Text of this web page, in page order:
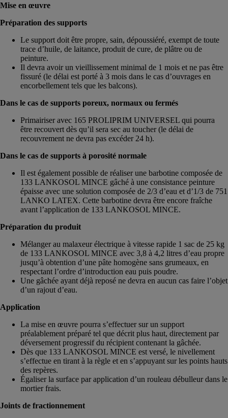
Mise en œuvre
Préparation des supports
Le support doit être propre, sain, dépoussiéré, exempt de toute
trace d’huile, de laitance, produit de cure, de plâtre ou de
peinture.
Il devra avoir un vieillissement minimal de 1 mois et ne pas être
fissuré (le délai est porté à 3 mois dans le cas d’ouvrages en
encorbellement tels que les balcons).
Dans le cas de supports poreux, normaux ou fermés
Primairiser avec 165 PROLIPRIM UNIVERSEL qui pourra
être recouvert dès qu’il sera sec au toucher (le délai de
recouvrement ne devra pas excéder 24 h).
Dans le cas de supports à porosité normale
Il est également possible de réaliser une barbotine composée de
133 LANKOSOL MINCE gâché à une consistance peinture
épaisse avec une solution composée de 2/3 d’eau et d’1/3 de 751
LANKO LATEX. Cette barbotine devra être encore fraîche
avant l’application de 133 LANKOSOL MINCE.
Préparation du produit
Mélanger au malaxeur électrique à vitesse rapide 1 sac de 25 kg
de 133 LANKOSOL MINCE avec 3,8 à 4,2 litres d’eau propre
jusqu’à obtention d’une pâte homogène sans grumeaux, en
respectant l’ordre d’introduction eau puis poudre.
Une gâchée ayant déjà reposé ne devra en aucun cas faire l’objet
d’un rajout d’eau.
Application
La mise en œuvre pourra s’effectuer sur un support
préalablement préparé tel que décrit plus haut, directement par
déversement progressif du récipient contenant la gâchée.
Dès que 133 LANKOSOL MINCE est versé, le nivellement
s’effectue en tirant à la règle et en s’appuyant sur les points hauts
des repères.
Égaliser la surface par application d’un rouleau débulleur dans le
mortier frais.
Joints de fractionnement